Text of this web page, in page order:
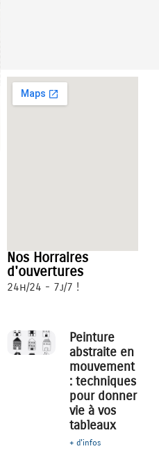
Nos Horraires
d'ouvertures
24h/24 - 7j/7 !
Peinture
abstraite en
mouvement
: techniques
pour donner
vie à vos
tableaux
+ d'infos